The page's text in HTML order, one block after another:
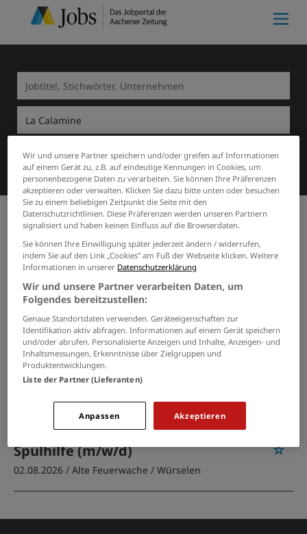
Suchen
1 Gastronomie / Tourismus Job
in La Calamine
PASSENDE JOBS PER E-MAIL
GRENZEN SIE IHRE SUCHE EIN
Spülhilfe (m/w/d)
02.08.2026 / Alte Feuerwache / Würselen
Wir und unsere Partner speichern und/oder greifen auf Informationen
auf einem Gerät zu, z.B. auf eindeutige Kennungen in Cookies, um
personenbezogene Daten zu verarbeiten. Sie können Ihre Präferenzen
akzeptieren oder verwalten. Klicken Sie dazu bitte unten oder besuchen
Sie zu einem beliebigen Zeitpunkt die Seite mit den
Datenschutzrichtlinien. Diese Präferenzen werden unseren Partnern
signalisiert und haben keinen Einfluss auf die Browserdaten.
Sie können Ihre Einwilligung später jederzeit ändern / widerrufen,
indem Sie auf den Link „Cookies” am Fuß der Webseite klicken. Weitere
Informationen in unserer Datenschutzerklärung
Wir und unsere Partner verarbeiten Daten, um
Folgendes bereitzustellen:
Genaue Standortdaten verwenden. Geräteeigenschaften zur
Identifikation aktiv abfragen. Informationen auf einem Gerät speichern
und/oder abrufen. Personalisierte Anzeigen und Inhalte, Anzeigen- und
Inhaltsmessungen, Erkenntnisse über Zielgruppen und
Produktentwicklungen.
Liste der Partner (Lieferanten)
Akzeptieren
Anpassen